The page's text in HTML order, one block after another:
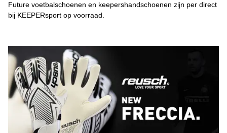
Future voetbalschoenen en keepershandschoenen zijn per direct
bij KEEPERsport op voorraad.